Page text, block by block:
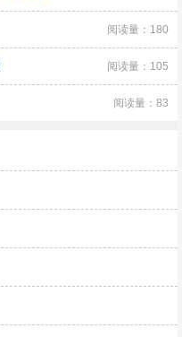
阅读量：180
阅读量：105
阅读量：83